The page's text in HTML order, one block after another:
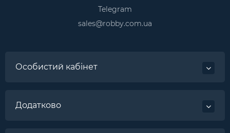
Telegram
sales@robby.com.ua
Особистий кабінет
Додатково